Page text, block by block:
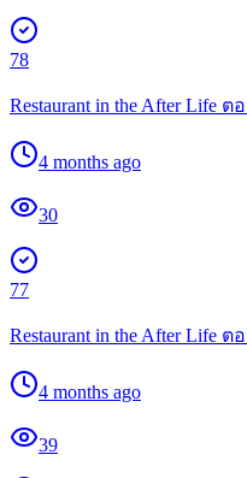
78
Restaurant in the After Life ต
4 months ago
30
77
Restaurant in the After Life ต
4 months ago
39